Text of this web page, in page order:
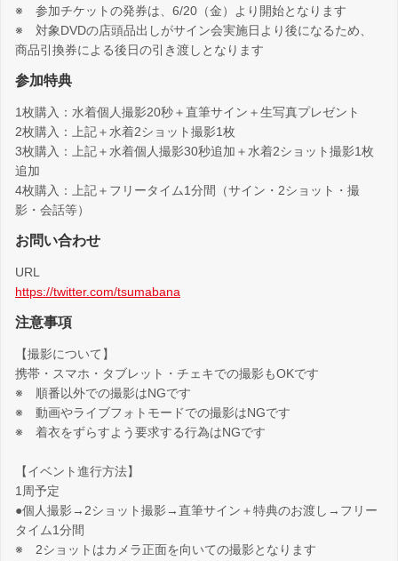
※ 参加チケットの発券は、6/20（金）より開始となります
※ 対象DVDの店頭品出しがサイン会実施日より後になるため、
商品引換券による後日の引き渡しとなります
参加特典
1枚購入：水着個人撮影20秒＋直筆サイン＋生写真プレゼント
2枚購入：上記＋水着2ショット撮影1枚
3枚購入：上記＋水着個人撮影30秒追加＋水着2ショット撮影1枚
追加
4枚購入：上記＋フリータイム1分間（サイン・2ショット・撮
影・会話等）
お問い合わせ
URL
https://twitter.com/tsumabana
注意事項
【撮影について】
携帯・スマホ・タブレット・チェキでの撮影もOKです
※ 順番以外での撮影はNGです
※ 動画やライブフォトモードでの撮影はNGです
※ 着衣をずらすよう要求する行為はNGです
【イベント進行方法】
1周予定
●個人撮影→2ショット撮影→直筆サイン＋特典のお渡し→フリー
タイム1分間
※ 2ショットはカメラ正面を向いての撮影となります